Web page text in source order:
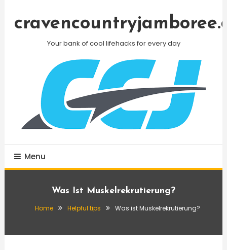
Your bank of cool lifehacks for every day
Menu
Was Ist Muskelrekrutierung?
Home Helpful tips Was ist Muskelrekrutierung?